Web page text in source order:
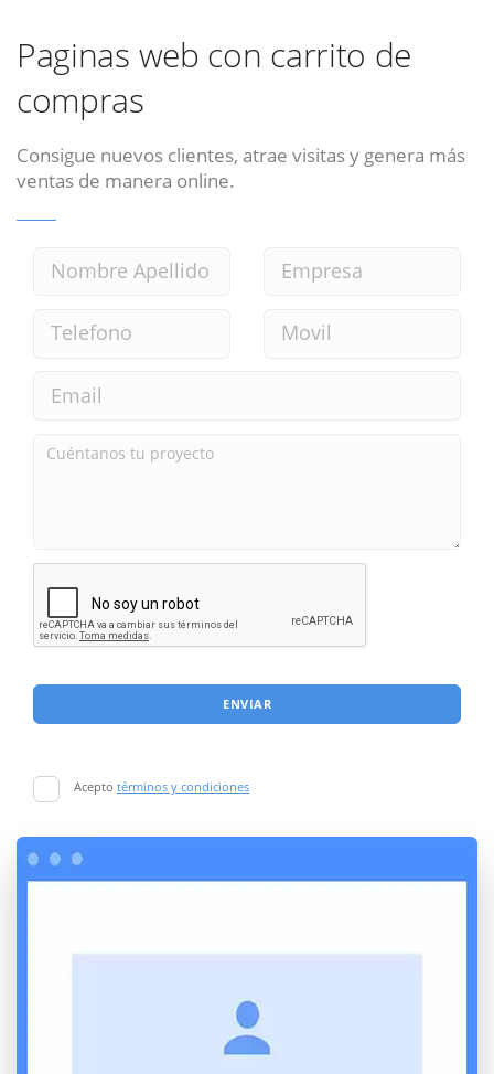
Paginas web con carrito de
compras
Consigue nuevos clientes, atrae visitas y genera más
ventas de manera online.
ENVIAR
Acepto términos y condiciones